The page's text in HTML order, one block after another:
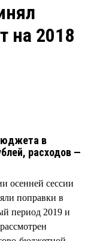
на 2018
в
расходов —
осенней сессии
поправки в
период 2019 и